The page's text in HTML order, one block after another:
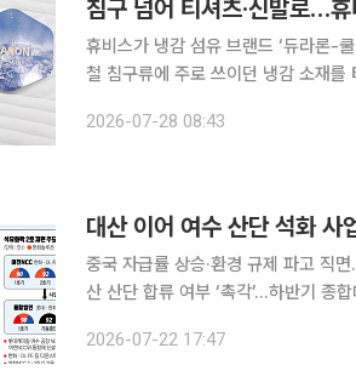
침구 넘어 티셔츠·신발로…
휴비스가 냉감 섬유 브랜드 ‘듀라론
철 침구류에 주로 쓰이던 냉감 소재를
으로 확대하며 2026년 여름 시즌 다
2026-07-28 08:43
중국 자급률 상승·환경 규제 파고 직
산 산단 합류 여부 ‘촉각’…하반기 종합대책 ‘부활 분수령 대산에
원 규모의 자구안을 시행하고, 정부
2026-07-22 17:47